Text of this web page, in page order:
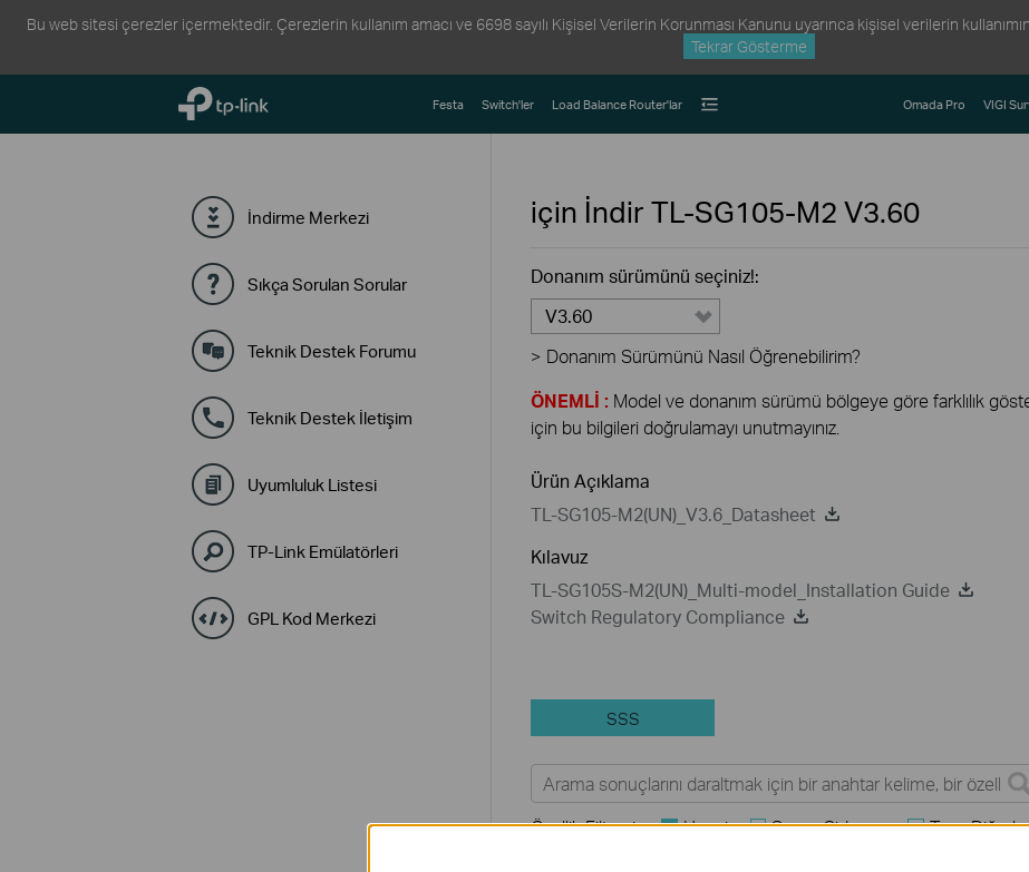
Bu web sitesi çerezler içermektedir. Çerezlerin kullanım amacı ve 6698 sayılı Kişisel Verilerin Korunması Kanunu uyarınca kişisel verilerin
Tekrar Gösterme
TP-Link, Reliably Smart Festa Switch'ler Load Balance Router'lar Omada Pro VIGI
İndirme Merkezi
Sıkça Sorulan Sorular
Teknik Destek Forumu
Teknik Destek İletişim
Uyumluluk Listesi
TP-Link Emülatörleri
GPL Kod Merkezi
için İndir TL-SG105-M2 V3.60
Donanım sürümünü seçiniz!:
V3.60
> Donanım Sürümünü Nasıl Öğrenebilirim?
ÖNEMLİ : Model ve donanım sürümü bölgeye göre farklılık
için bu bilgileri doğrulamayı unutmayınız.
Ürün Açıklama
TL-SG105-M2(UN)_V3.6_Datasheet
Kılavuz
TL-SG105S-M2(UN)_Multi-model_Installation Guide
Switch Regulatory Compliance
SSS
Özellik Filtresi: Hepsi Sorun Giderme Tapo